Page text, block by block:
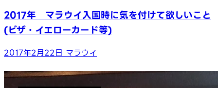
2017年 マラウイ入国時に気を付けて欲しいこと
(ビザ・イエローカード等)
2017年2月22日 マラウイ